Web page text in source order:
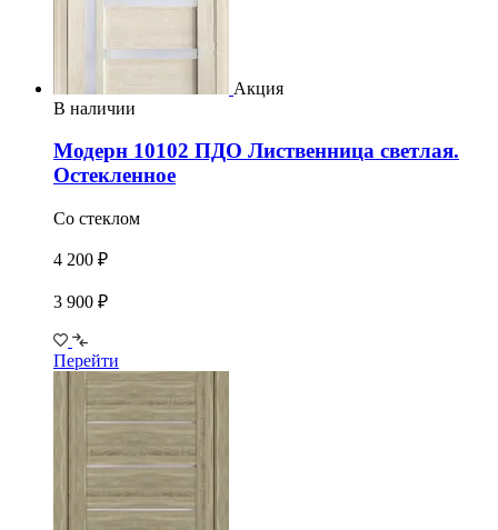
Акция
В наличии
Модерн 10102 ПДО Лиственница светлая.
Остекленное
Со стеклом
4 200 ₽
3 900 ₽
Перейти